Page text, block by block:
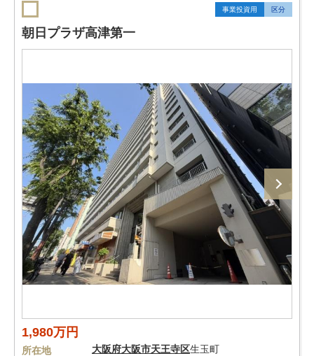
事業投資用 区分
朝日プラザ高津第一
1,980万円
所在地 大阪府大阪市天王寺区生玉町